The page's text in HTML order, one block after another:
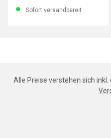
Sofort versandbereit
Alle Preise verstehen sich